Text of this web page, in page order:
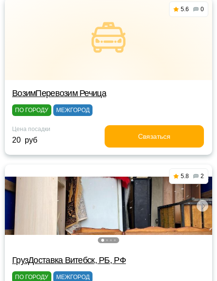
5.6 0
ВозимПеревозим Речица
ПО ГОРОДУ МЕЖГОРОД
Цена посадки
20 руб Связаться
5.8 2
ГрузДоставка Витебск, РБ, РФ
ПО ГОРОДУ МЕЖГОРОД